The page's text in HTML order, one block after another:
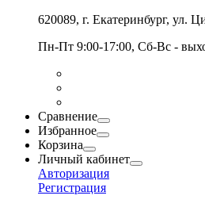
620089, г. Екатеринбург, ул.
Пн-Пт 9:00-17:00, Сб-Вс -
Сравнение
Избранное
Корзина
Личный кабинет
Авторизация
Регистрация